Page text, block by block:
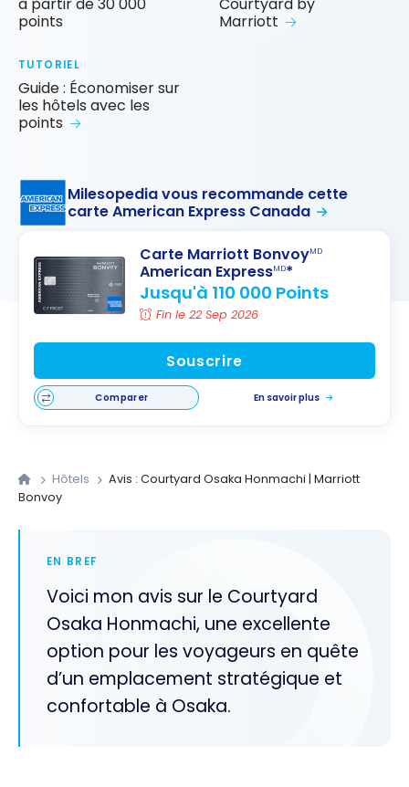
points
Marriott
TUTORIEL
Guide : Économiser sur
les hôtels avec les
points
Milesopedia vous recommande cette
carte American Express Canada
Carte Marriott BonvoyMD
American ExpressMD*
Jusqu'à 110 000 Points
Fin le 22 Sep 2026
Souscrire
Comparer En savoir plus
Hôtels
Avis : Courtyard Osaka Honmachi | Marriott
Bonvoy
EN BREF
Voici mon avis sur le Courtyard
Osaka Honmachi, une excellente
option pour les voyageurs en quête
d’un emplacement stratégique et
confortable à Osaka.